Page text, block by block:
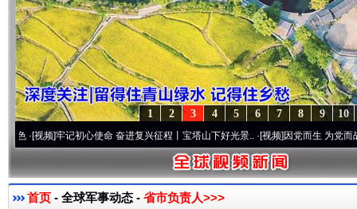
10
9
8
7
6
5
4
3
2
1
频]牢记初心使命 奋进复兴征程丨宝塔山下好光景..·[视频]因党而生 为党而战——百
首页 - 全球军事动态 - 省市负责人>>>